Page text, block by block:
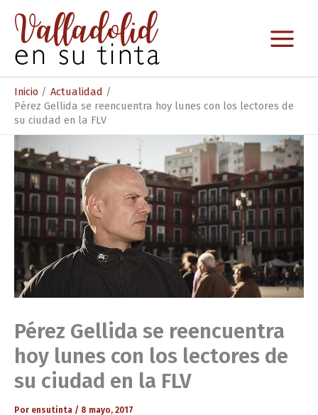
contenido
Inicio
Actualidad
Pérez Gellida se reencuentra hoy lunes con los lectores de
su ciudad en la FLV
Pérez Gellida se reencuentra
hoy lunes con los lectores de
su ciudad en la FLV
Por ensutinta / 8 mayo, 2017